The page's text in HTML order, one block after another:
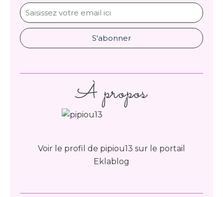
À propos
Voir le profil de pipiou13 sur le portail
Eklablog